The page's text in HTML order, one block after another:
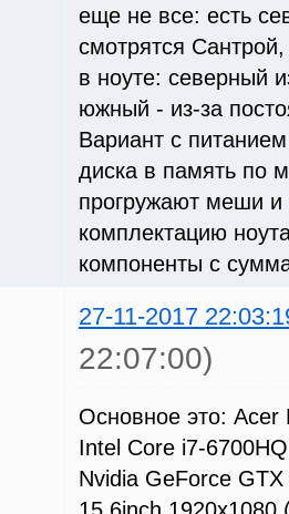
еще не все: есть
смотрятся
в ноуте: северный
южный - из-за
Вариант с
диска в память по
прогружают меши и
комплектацию
компоненты с
27-11-2017
22:07:00)
Основное это: Acer
Intel Core i7-
Nvidia GeForce